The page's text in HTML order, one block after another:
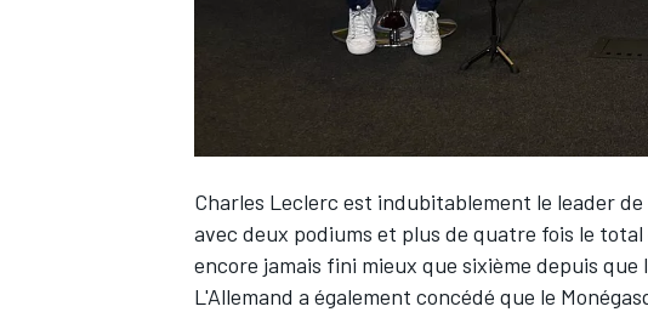
WEC
Charles Leclerc est indubitablement le leader
avec deux podiums et plus de quatre fois le
encore jamais fini mieux que sixième depuis que
L'Allemand a également concédé que le